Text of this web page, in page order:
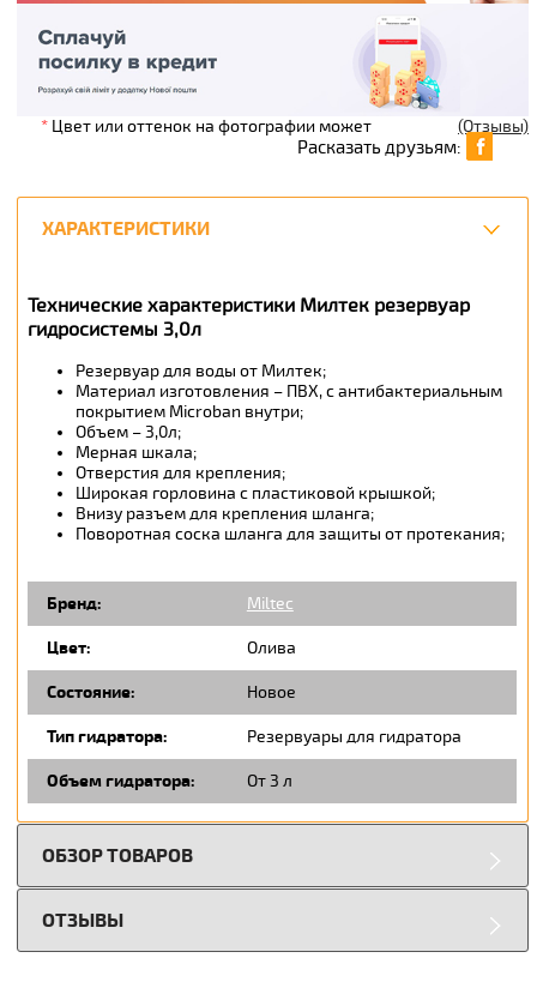
(Отзывы)
Расказать друзьям:
ХАРАКТЕРИСТИКИ
Технические характеристики Милтек резервуар
гидросистемы 3,0л
Резервуар для воды от Милтек;
Материал изготовления – ПВХ, с антибактериальным
покрытием Microban внутри;
Объем – 3,0л;
Мерная шкала;
Отверстия для крепления;
Широкая горловина с пластиковой крышкой;
Внизу разъем для крепления шланга;
Поворотная соска шланга для защиты от протекания;
Бренд: Miltec
Цвет: Олива
Состояние: Новое
Тип гидратора: Резервуары для гидратора
Объем гидратора: От 3 л
ОБЗОР ТОВАРОВ
ОТЗЫВЫ
*Цвет или оттенок на фотографии может